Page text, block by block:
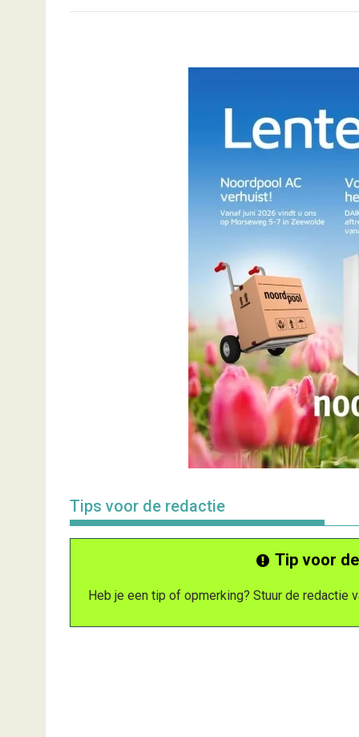
Tips voor de redactie
Tip voor
Heb je een tip of opmerking? Stuur de redactie